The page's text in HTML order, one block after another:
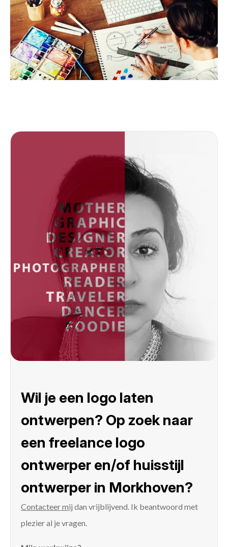
Wil je een logo laten
ontwerpen? Op zoek naar
een freelance logo
ontwerper en/of huisstijl
ontwerper in Morkhoven?
Contacteer mij dan vrijblijvend. Ik beantwoord met
plezier al je vragen.